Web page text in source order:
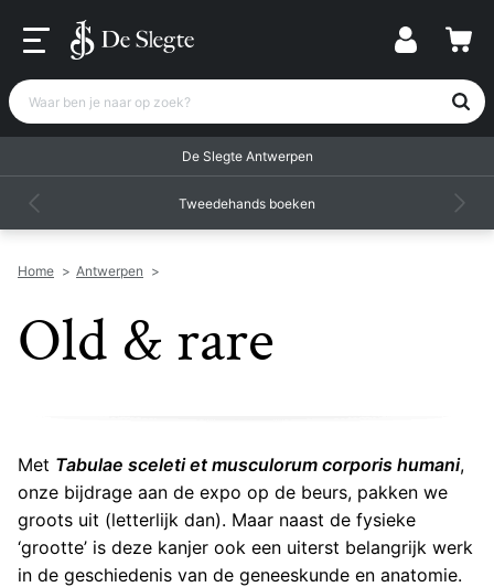
Waar ben je naar op zoek?
Tweedehands boeken
De Slegte Antwerpen
Home > Antwerpen >
Old & rare
Met Tabulae sceleti et musculorum corporis humani,
onze bijdrage aan de expo op de beurs, pakken we
groots uit (letterlijk dan). Maar naast de fysieke
‘grootte’ is deze kanjer ook een uiterst belangrijk werk
in de geschiedenis van de geneeskunde en anatomie.